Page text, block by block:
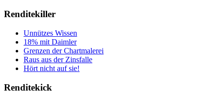
Renditekiller
Unnützes Wissen
18% mit Daimler
Grenzen der Chartmalerei
Raus aus der Zinsfalle
Hört nicht auf sie!
Renditekick